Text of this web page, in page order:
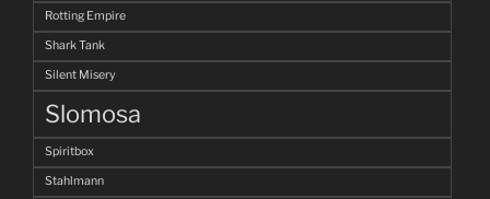
Rotting Empire
Shark Tank
Silent Misery
Slomosa
Spiritbox
Stahlmann